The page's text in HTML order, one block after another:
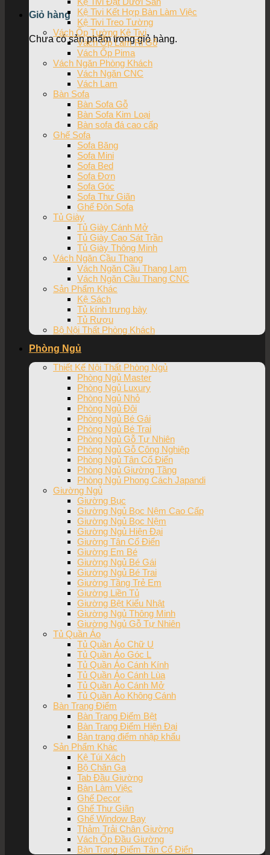
Giỏ hàng
Chưa có sản phẩm trong giỏ hàng.
Kệ Tivi Kết Hợp Bàn Làm Việc
Kệ Tivi Treo Tường
Vách Ốp Tường Kệ Tivi
Vách Ốp Lam Ri Gỗ
Vách Ốp Pima
Vách Ngăn Phòng Khách
Vách Ngăn CNC
Vách Lam
Bàn Sofa
Bàn Sofa Gỗ
Bàn Sofa Kim Loại
Bàn sofa đá cao cấp
Ghế Sofa
Sofa Băng
Sofa Mini
Sofa Bed
Sofa Đơn
Sofa Góc
Sofa Thư Giãn
Ghế Đôn Sofa
Tủ Giày
Tủ Giày Cánh Mở
Tủ Giày Cao Sát Trần
Tủ Giày Thông Minh
Vách Ngăn Cầu Thang
Vách Ngăn Cầu Thang Lam
Vách Ngăn Cầu Thang CNC
Sản Phẩm Khác
Kệ Sách
Tủ kính trưng bày
Tủ Rượu
Bộ Nội Thất Phòng Khách
Phòng Ngủ
Thiết Kế Nội Thất Phòng Ngủ
Phòng Ngủ Master
Phòng Ngủ Luxury
Phòng Ngủ Nhỏ
Phòng Ngủ Đôi
Phòng Ngủ Bé Gái
Phòng Ngủ Bé Trai
Phòng Ngủ Gỗ Tự Nhiên
Phòng Ngủ Gỗ Công Nghiệp
Phòng Ngủ Tân Cổ Điển
Phòng Ngủ Giường Tầng
Phòng Ngủ Phong Cách Japandi
Giường Ngủ
Giường Bục
Giường Ngủ Bọc Nệm Cao Cấp
Giường Ngủ Bọc Nệm
Giường Ngủ Hiện Đại
Giường Tân Cổ Điển
Giường Em Bé
Giường Ngủ Bé Gái
Giường Ngủ Bé Trai
Giường Tầng Trẻ Em
Giường Liền Tủ
Giường Bệt Kiểu Nhật
Giường Ngủ Thông Minh
Giường Ngủ Gỗ Tự Nhiên
Tủ Quần Áo
Tủ Quần Áo Chữ U
Tủ Quần Áo Góc L
Tủ Quần Áo Cánh Kính
Tủ Quần Áo Cánh Lùa
Tủ Quần Áo Cánh Mở
Tủ Quần Áo Không Cánh
Bàn Trang Điểm
Bàn Trang Điểm Bệt
Bàn Trang Điểm Hiện Đại
Bàn trang điểm nhập khẩu
Sản Phẩm Khác
Kệ Túi Xách
Bộ Chăn Ga
Tab Đầu Giường
Bàn Làm Việc
Ghế Decor
Ghế Thư Giãn
Ghế Window Bay
Thảm Trải Chân Giường
Vách Ốp Đầu Giường
Bàn Trang Điểm Tân Cổ Điển